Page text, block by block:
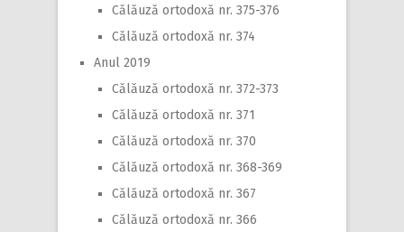
Călăuză ortodoxă nr. 375-376
Călăuză ortodoxă nr. 374
Anul 2019
Călăuză ortodoxă nr. 372-373
Călăuză ortodoxă nr. 371
Călăuză ortodoxă nr. 370
Călăuză ortodoxă nr. 368-369
Călăuză ortodoxă nr. 367
Călăuză ortodoxă nr. 366